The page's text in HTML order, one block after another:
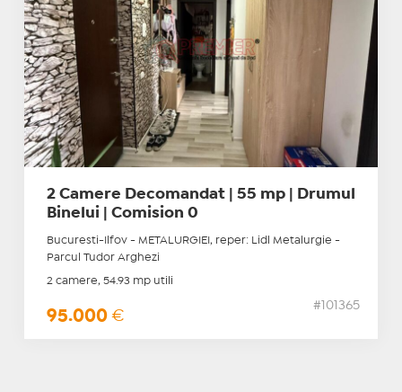
2 Camere Decomandat | 55 mp | Drumul
Binelui | Comision 0
Bucuresti-Ilfov - METALURGIEI, reper: Lidl Metalurgie -
Parcul Tudor Arghezi
2 camere, 54.93 mp utili
95.000 €
#101365